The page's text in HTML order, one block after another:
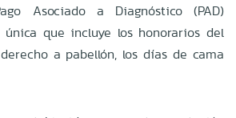
Asociado a Diagnóstico (PAD)
que incluye los honorarios del
a pabellón, los días de cama